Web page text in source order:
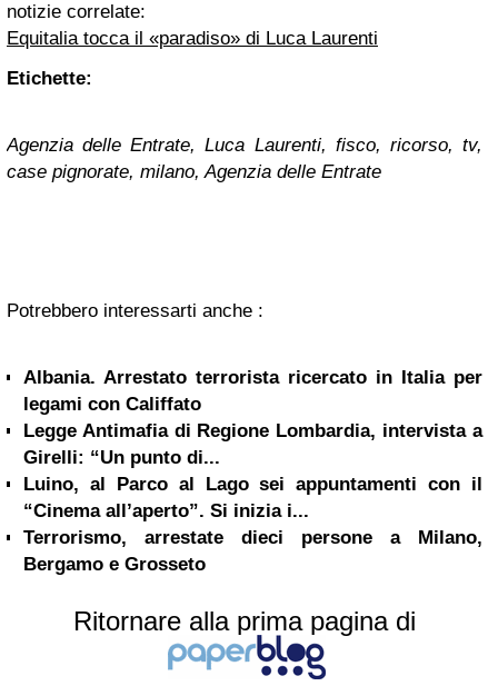
notizie correlate:
Equitalia tocca il «paradiso» di Luca Laurenti
Etichette:
Agenzia delle Entrate, Luca Laurenti, fisco, ricorso, tv,
case pignorate, milano, Agenzia delle Entrate
Potrebbero interessarti anche :
Albania. Arrestato terrorista ricercato in Italia per
legami con Califfato
Legge Antimafia di Regione Lombardia, intervista a
Girelli: “Un punto di...
Luino, al Parco al Lago sei appuntamenti con il
“Cinema all’aperto”. Si inizia i...
Terrorismo, arrestate dieci persone a Milano,
Bergamo e Grosseto
Ritornare alla prima pagina di